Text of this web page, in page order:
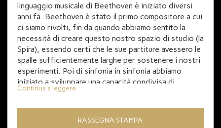
linguaggio musicale di Beethoven è iniziato diversi
anni fa. Beethoven è stato il primo compositore a cui
ci siamo rivolti, fin da quando abbiamo sentito la
necessità di creare questo nostro spazio di studio (la
Spira), essendo certi che le sue partiture avessero le
spalle sufficientemente larghe per sostenere i nostri
esperimenti. Poi di sinfonia in sinfonia abbiamo
iniziato a sviluppare una capacità condivisa di
interpretazione del testo. E’ da tanto tempo che
l’orchestra ha un ruolo più protagonistico che di
Continua a leggere
RASSEGNA STAMPA